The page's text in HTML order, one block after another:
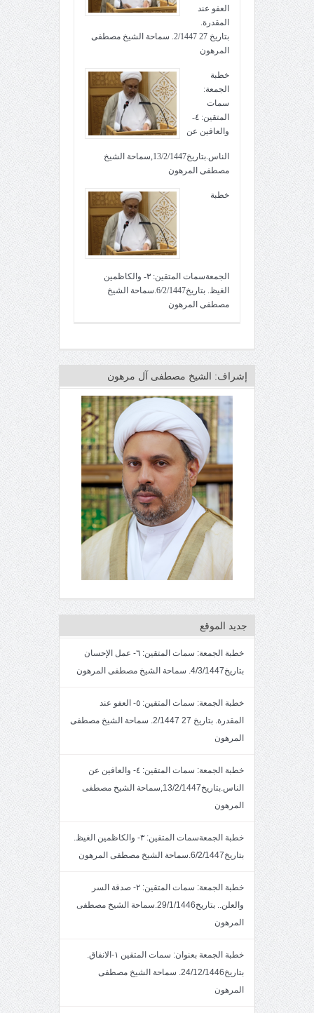
العفو عند
المقدرة.
بتاريخ 27 2/1447. سماحة الشيخ مصطفى
المرهون
خطبة
الجمعة:
سمات
المتقين: ٤-
والعافين عن
الناس.بتاريخ13/2/1447,سماحة الشيخ
مصطفى المرهون
خطبة
الجمعةسمات المتقين: ٣- والكاظمين
الغيظ. بتاريخ6/2/1447.سماحة الشيخ
مصطفى المرهون
إشراف: الشيخ مصطفى آل مرهون
جديد الموقع
خطبة الجمعة: سمات المتقين: ٦- عمل الإحسان
بتاريخ4/3/1447. سماحة الشيخ مصطفى المرهون
خطبة الجمعة: سمات المتقين: ٥- العفو عند
المقدرة. بتاريخ 27 2/1447. سماحة الشيخ مصطفى
المرهون
خطبة الجمعة: سمات المتقين: ٤- والعافين عن
الناس.بتاريخ13/2/1447,سماحة الشيخ مصطفى
المرهون
خطبة الجمعةسمات المتقين: ٣- والكاظمين الغيظ.
بتاريخ6/2/1447.سماحة الشيخ مصطفى المرهون
خطبة الجمعة: سمات المتقين: ٢- صدقة السر
والعلن.. بتاريخ29/1/1446.سماحة الشيخ مصطفى
المرهون
خطبة الجمعة بعنوان: سمات المتقين ١-الانفاق.
بتاريخ24/12/1446. سماحة الشيخ مصطفى
المرهون